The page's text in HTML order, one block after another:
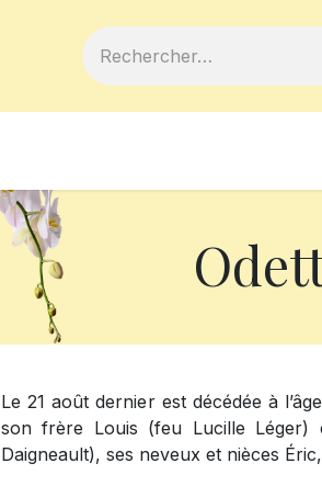
Le 21 août dernier est décédée à
son frère Louis (feu Lucille
Daigneault), ses neveux et nièces